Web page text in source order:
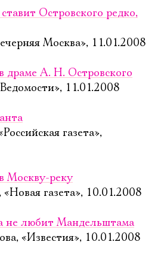
Островского редко,
Москва», 11.01.2008
драме А. Н. Островского
11.01.2008
газета»,
Москву-реку
газета», 10.01.2008
не любит Мандельштама
«Известия», 10.01.2008